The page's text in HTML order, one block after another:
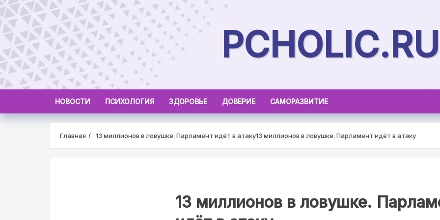
Skip
to
content
PCHOLIC.RU
НОВОСТИ ПСИХОЛОГИЯ ЗДОРОВЬЕ ДОВЕРИЕ САМОРАЗВИТИЕ
Главная 13 миллионов в ловушке. Парламент идёт в атаку13 миллионов в ловушке. Парламент идёт в атаку
13 миллионов в ловушке.